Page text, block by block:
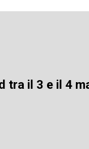
tra il 3 e il 4